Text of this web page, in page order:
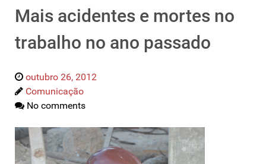
Mais acidentes e mortes no
trabalho no ano passado
outubro 26, 2012
Comunicação
No comments